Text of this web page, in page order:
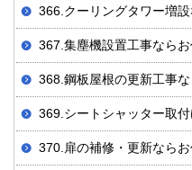
366.クーリングタワー増
367.集塵機設置工事ならお
368.鋼板屋根の更新工事な
369.シートシャッター取
370.扉の補修・更新ならお